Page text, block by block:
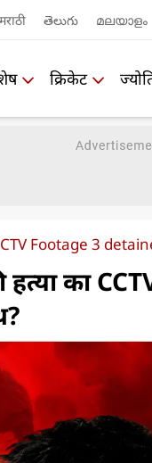
मराठी తెలుగు മലയാളം
क्रिकेट
Footage 3
का